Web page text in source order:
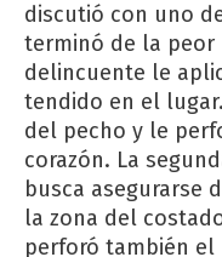
discutió con uno
terminó de la peor
delincuente le
tendido en el
del pecho y le
corazón. La
busca asegurarse
la zona del
perforó también